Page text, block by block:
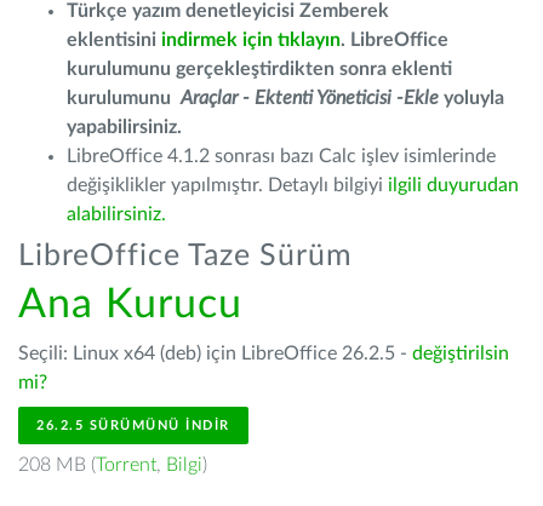
Türkçe yazım denetleyicisi Zemberek
eklentisini indirmek için tıklayın. LibreOffice
kurulumunu gerçekleştirdikten sonra eklenti
kurulumunu Araçlar - Ektenti Yöneticisi -Ekle yoluyla
yapabilirsiniz.
LibreOffice 4.1.2 sonrası bazı Calc işlev isimlerinde
değişiklikler yapılmıştır. Detaylı bilgiyi ilgili duyurudan
alabilirsiniz.
LibreOffice Taze Sürüm
Ana Kurucu
Seçili: Linux x64 (deb) için LibreOffice 26.2.5 - değiştirilsin
mi?
26.2.5 SÜRÜMÜNÜ İNDIR
208 MB (Torrent, Bilgi)